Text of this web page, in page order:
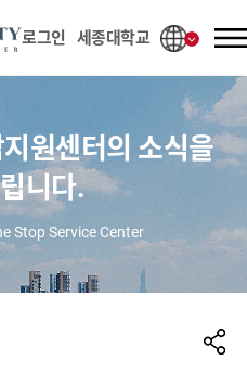
로그인
세종대학교
원센터의 소식을
니다.
Stop Service Center